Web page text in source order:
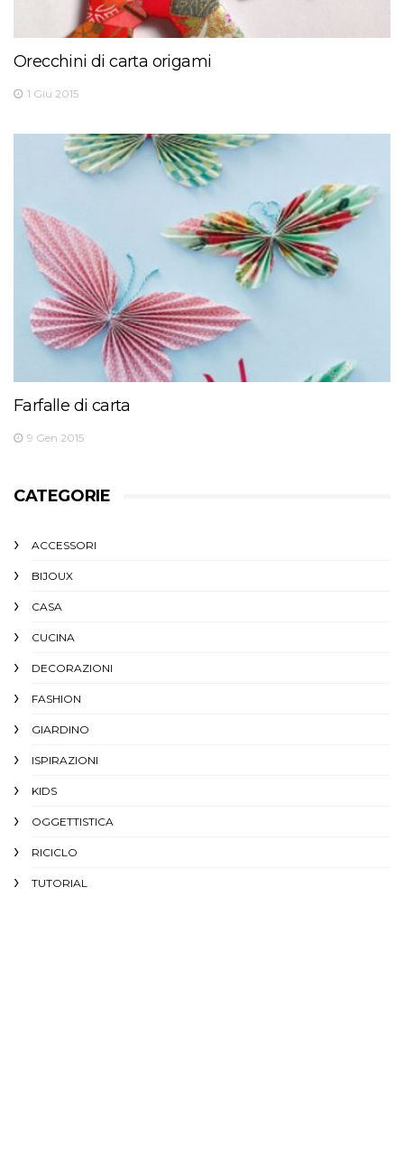
Orecchini di carta origami
1 Giu 2015
Farfalle di carta
9 Gen 2015
CATEGORIE
ACCESSORI
BIJOUX
CASA
CUCINA
DECORAZIONI
FASHION
GIARDINO
ISPIRAZIONI
KIDS
OGGETTISTICA
RICICLO
TUTORIAL